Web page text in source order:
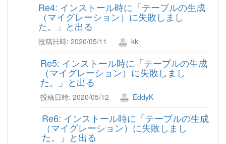
Re4: インストール時に「テーブルの生成
（マイグレーション）に失敗しまし
た。」と出る
投稿日時: 2020/05/11 kk
Re5: インストール時に「テーブルの生成
（マイグレーション）に失敗しまし
た。」と出る
投稿日時: 2020/05/12 EddyK
Re6: インストール時に「テーブルの生成
（マイグレーション）に失敗しまし
た。」と出る